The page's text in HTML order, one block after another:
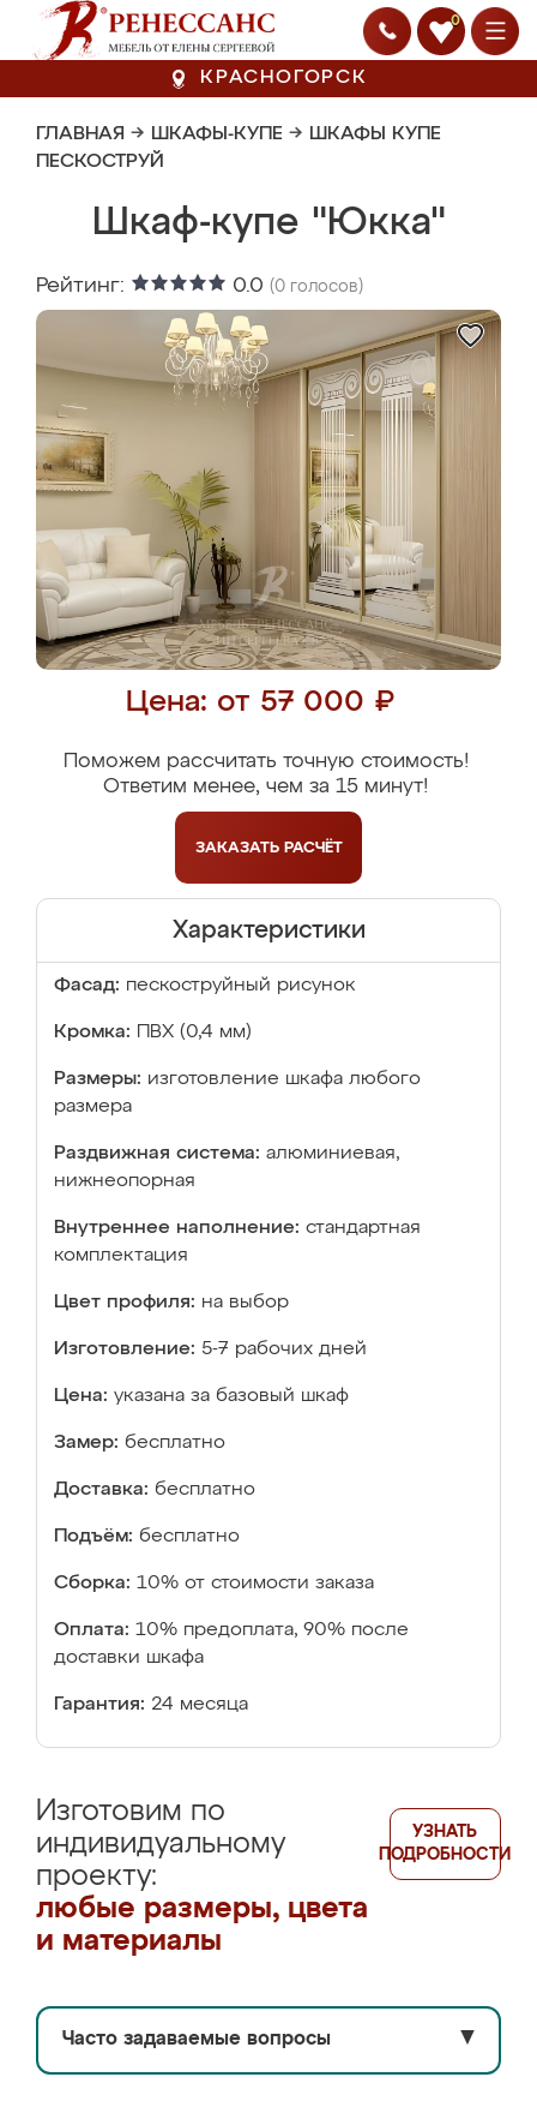
0
КРАСНОГОРСК
ГЛАВНАЯ → ШКАФЫ-КУПЕ → ШКАФЫ КУПЕ
ПЕСКОСТРУЙ
Шкаф-купе "Юкка"
Рейтинг: 0.0 (0 голосов)
Цена: от 57 000 ₽
Поможем рассчитать точную стоимость!
Ответим менее, чем за 15 минут!
ЗАКАЗАТЬ РАСЧЁТ
Характеристики
Фасад: пескоструйный рисунок
Кромка: ПВХ (0,4 мм)
Размеры: изготовление шкафа любого
размера
Раздвижная система: алюминиевая,
нижнеопорная
Внутреннее наполнение: стандартная
комплектация
Цвет профиля: на выбор
Изготовление: 5-7 рабочих дней
Цена: указана за базовый шкаф
Замер: бесплатно
Доставка: бесплатно
Подъём: бесплатно
Сборка: 10% от стоимости заказа
Оплата: 10% предоплата, 90% после
доставки шкафа
Гарантия: 24 месяца
Изготовим по
индивидуальному
проекту:
любые размеры, цвета
и материалы
УЗНАТЬ
ПОДРОБНОСТИ
Часто задаваемые вопросы ▼